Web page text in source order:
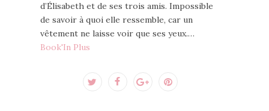
d’Élisabeth et de ses trois amis. Impossible
de savoir à quoi elle ressemble, car un
vêtement ne laisse voir que ses yeux.…
Book'In Plus